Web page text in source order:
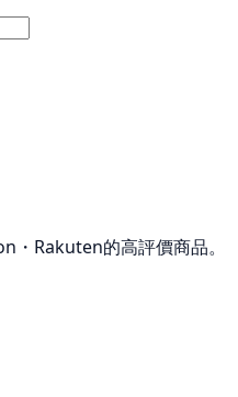
・Rakuten的高評價商品。